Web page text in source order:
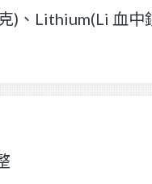
)、Lithium(Li 血